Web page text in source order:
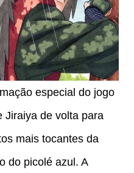
especial do jogo
Jiraiya de volta para
mais tocantes da
do picolé azul. A